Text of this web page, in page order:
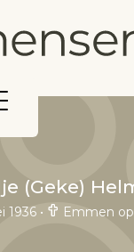
(Geke)
1936 •
Emmen